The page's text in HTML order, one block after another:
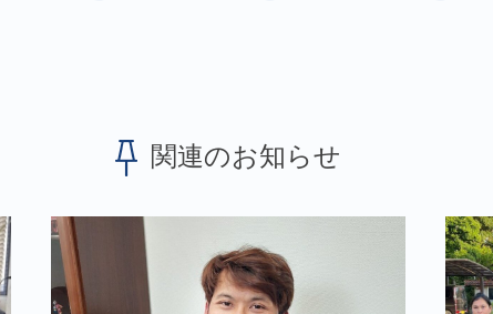
関連のお知らせ